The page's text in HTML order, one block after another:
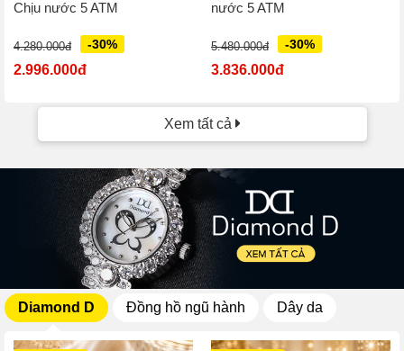
Chịu nước 5 ATM
4.280.000đ -30%
2.996.000đ
nước 5 ATM
5.480.000đ -30%
3.836.000đ
Xem tất cả
Diamond D Đồng hồ ngũ hành Dây da